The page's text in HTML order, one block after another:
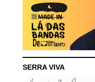
SERRA VIVA